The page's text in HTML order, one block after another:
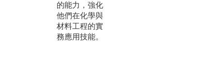
的能力，強化
他們在化學與
材料工程的實
務應用技能。